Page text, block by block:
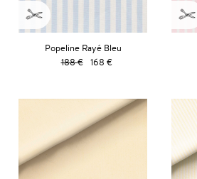
Popeline Rayé Bleu
188 €
168 €